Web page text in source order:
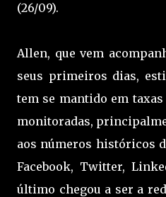
(26/09).
Allen, que vem
seus primeiros dias,
tem se mantido em
monitoradas,
aos números históricos
Facebook, Twitter,
último chegou a ser a